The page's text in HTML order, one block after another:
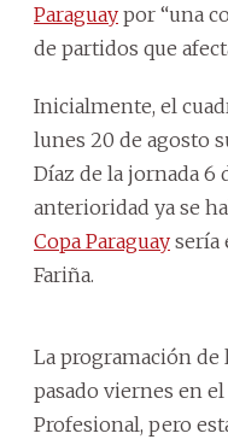
Paraguay por “una
de partidos que
Inicialmente, el
lunes 20 de agosto
Díaz de la jornada 6
anterioridad ya se
Copa Paraguay sería
Fariña.
La programación de
pasado viernes en
Profesional, pero